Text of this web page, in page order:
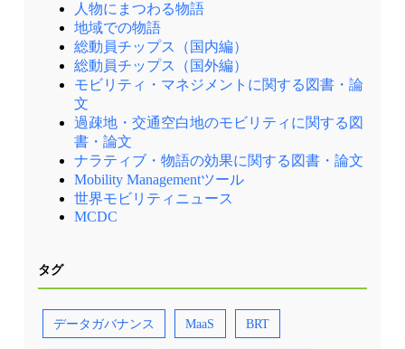
ャイズ方式により、行政が経営リスクを取りな
がら、都市全体でサービスレベルの維持とバラ
ンスの確保が可能となりました。 ロンドン以外
の英国の諸都市では民間開放によりバス利用者
が減少していましたが、ロンドンでは利用者数
は増加傾向にありました。ロンドンでの成功
は、地方都市でフランチャイズ方式を導入する
ためのバスサービス法制定につながり、2023年
にマンチェスターでフランチャイズ方式が始ま
ったのを皮切りに、現在では多くの都市でロン
ドンを参考にしたフランチャイズ方式の導入が
検討されています。 また、ロンドンではフラン
チャイズ方式で一体化されたバスネットワーク
と、地下鉄などその他の公共交通を経営するた
め、TfLという巨大な交通事業者が誕生しまし
づく健全な経営を推進することが可能となりま
した。 TfLが都市の公共交通全体を運営するこ
くことも特徴です。例えば、郊外の環状路線
（スーパーループ）の導入、運賃を一定に据え
人物にまつわる物語
地域での物語
総動員チップス（国内編）
総動員チップス（国外編）
モビリティ・マネジメントに関する図書・論
文
過疎地・交通空白地のモビリティに関する図
書・論文
ナラティブ・物語の効果に関する図書・論文
Mobility Managementツール
世界モビリティニュース
MCDC
タグ
データガバナンス MaaS BRT